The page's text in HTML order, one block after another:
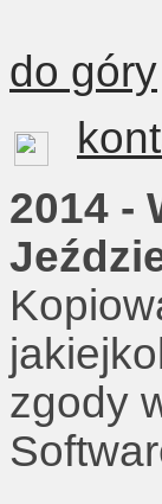
do góry
2014 -
zgody